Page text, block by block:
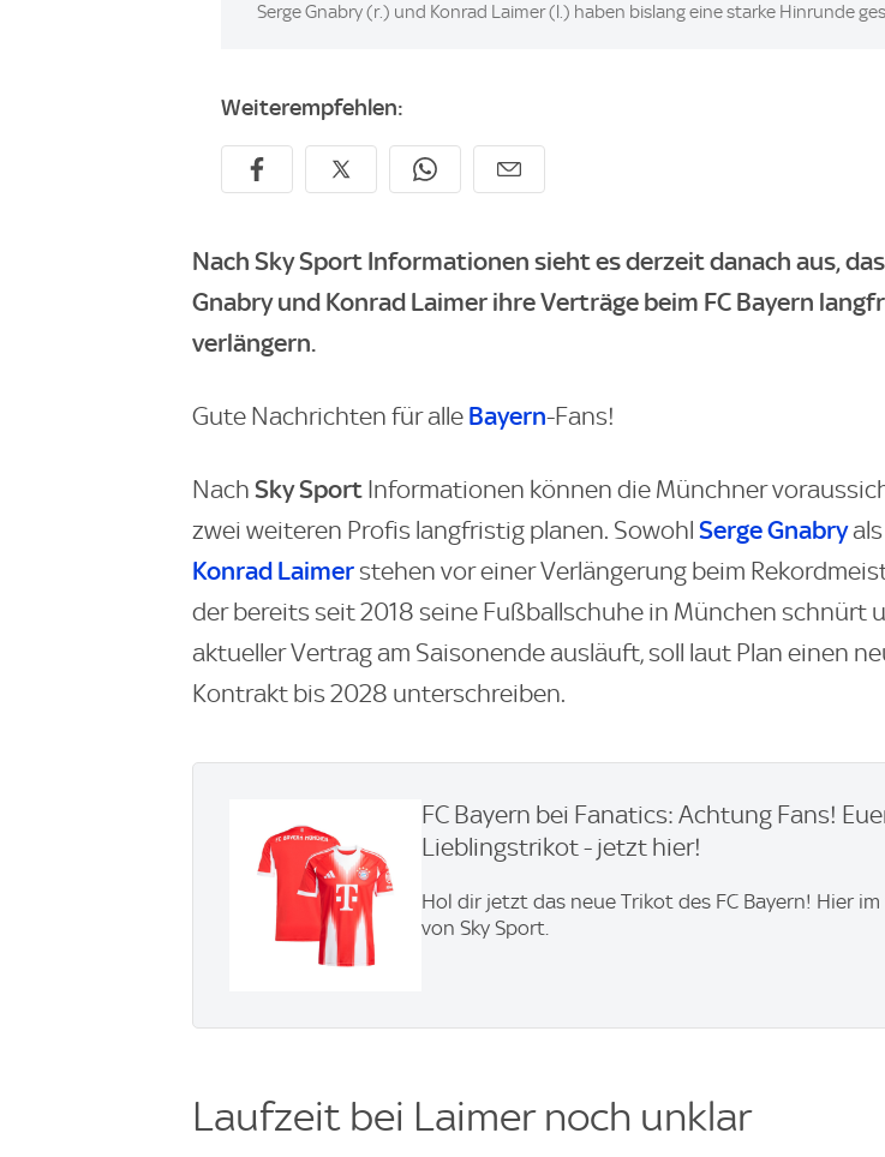
Image:
Serge Gnabry (r.) und Konrad Laimer (l.) haben bislang eine starke Hinrunde
Weiterempfehlen:
Nach Sky Sport Informationen sieht es derzeit danach aus,
Gnabry und Konrad Laimer ihre Verträge beim FC Bayern
verlängern.
Gute Nachrichten für alle Bayern-Fans!
Nach Sky Sport Informationen können die Münchner
zwei weiteren Profis langfristig planen. Sowohl Serge Gnabryals
Konrad Laimer stehen vor einer Verlängerung beim
der bereits seit 2018 seine Fußballschuhe in München schnürt
aktueller Vertrag am Saisonende ausläuft, soll laut Plan einen
Kontrakt bis 2028 unterschreiben.
FC Bayern bei Fanatics: Achtung Fans!
Lieblingstrikot - jetzt hier!
Hol dir jetzt das neue Trikot des FC Bayern! Hier
von Sky Sport.
Laufzeit bei Laimer noch unklar